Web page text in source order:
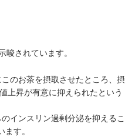
されています。
のお茶を摂取させたところ、摂
上昇が有意に抑えられたという
インスリン過剰分泌を抑えるこ
す。